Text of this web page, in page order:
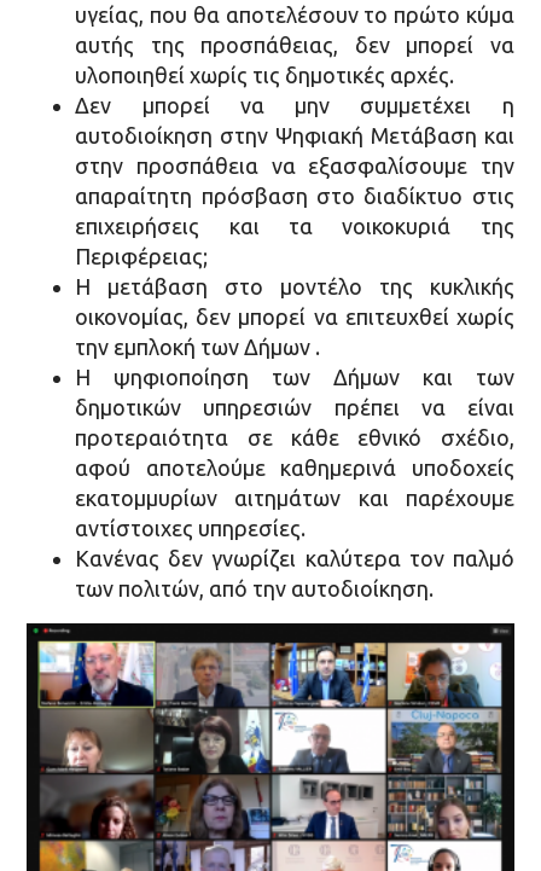
υγείας, που θα αποτελέσουν το πρώτο κύμα
αυτής της προσπάθειας, δεν μπορεί να
υλοποιηθεί χωρίς τις δημοτικές αρχές.
Δεν μπορεί να μην συμμετέχει η
αυτοδιοίκηση στην Ψηφιακή Μετάβαση και
στην προσπάθεια να εξασφαλίσουμε την
απαραίτητη πρόσβαση στο διαδίκτυο στις
επιχειρήσεις και τα νοικοκυριά της
Περιφέρειας;
Η μετάβαση στο μοντέλο της κυκλικής
οικονομίας, δεν μπορεί να επιτευχθεί χωρίς
την εμπλοκή των Δήμων .
Η ψηφιοποίηση των Δήμων και των
δημοτικών υπηρεσιών πρέπει να είναι
προτεραιότητα σε κάθε εθνικό σχέδιο,
αφού αποτελούμε καθημερινά υποδοχείς
εκατομμυρίων αιτημάτων και παρέχουμε
αντίστοιχες υπηρεσίες.
Κανένας δεν γνωρίζει καλύτερα τον παλμό
των πολιτών, από την αυτοδιοίκηση.